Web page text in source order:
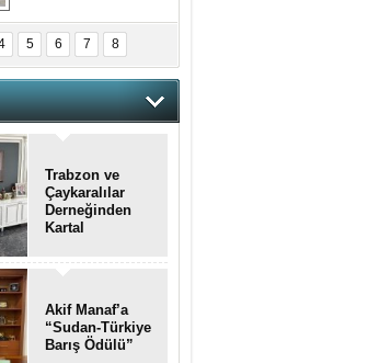
5 6 7 8
Trabzon ve
Çaykaralılar
Derneğinden
Kartal
anlamlı ziyaret
Akif Manaf’a
“Sudan-Türkiye
Barış Ödülü”